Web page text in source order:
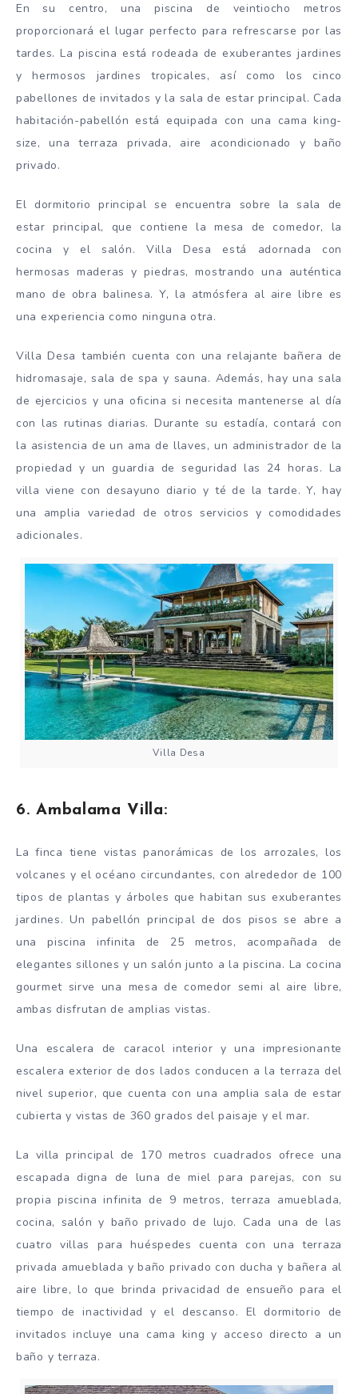
En su centro, una piscina de veintiocho metros
proporcionará el lugar perfecto para refrescarse por las
tardes. La piscina está rodeada de exuberantes jardines
y hermosos jardines tropicales, así como los cinco
pabellones de invitados y la sala de estar principal. Cada
habitación-pabellón está equipada con una cama king-
size, una terraza privada, aire acondicionado y baño
privado.
El dormitorio principal se encuentra sobre la sala de
estar principal, que contiene la mesa de comedor, la
cocina y el salón. Villa Desa está adornada con
hermosas maderas y piedras, mostrando una auténtica
mano de obra balinesa. Y, la atmósfera al aire libre es
una experiencia como ninguna otra.
Villa Desa también cuenta con una relajante bañera de
hidromasaje, sala de spa y sauna. Además, hay una sala
de ejercicios y una oficina si necesita mantenerse al día
con las rutinas diarias. Durante su estadía, contará con
la asistencia de un ama de llaves, un administrador de la
propiedad y un guardia de seguridad las 24 horas. La
villa viene con desayuno diario y té de la tarde. Y, hay
una amplia variedad de otros servicios y comodidades
adicionales.
Villa Desa
6. Ambalama Villa:
La finca tiene vistas panorámicas de los arrozales, los
volcanes y el océano circundantes, con alrededor de 100
tipos de plantas y árboles que habitan sus exuberantes
jardines. Un pabellón principal de dos pisos se abre a
una piscina infinita de 25 metros, acompañada de
elegantes sillones y un salón junto a la piscina. La cocina
gourmet sirve una mesa de comedor semi al aire libre,
ambas disfrutan de amplias vistas.
Una escalera de caracol interior y una impresionante
escalera exterior de dos lados conducen a la terraza del
nivel superior, que cuenta con una amplia sala de estar
cubierta y vistas de 360 ​​grados del paisaje y el mar.
La villa principal de 170 metros cuadrados ofrece una
escapada digna de luna de miel para parejas, con su
propia piscina infinita de 9 metros, terraza amueblada,
cocina, salón y baño privado de lujo. Cada una de las
cuatro villas para huéspedes cuenta con una terraza
privada amueblada y baño privado con ducha y bañera al
aire libre, lo que brinda privacidad de ensueño para el
tiempo de inactividad y el descanso. El dormitorio de
invitados incluye una cama king y acceso directo a un
baño y terraza.